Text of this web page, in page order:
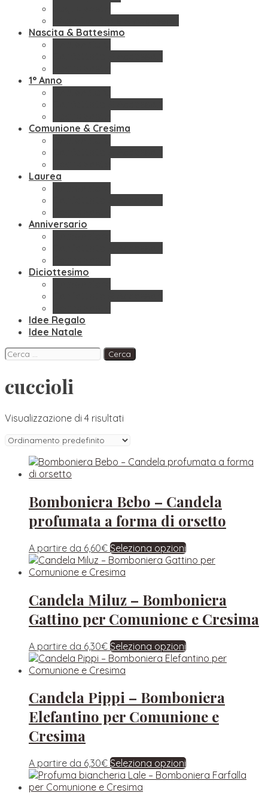
Nascita & Battesimo
1° Anno
Comunione & Cresima
Laurea
Anniversario
Diciottesimo
Idee Regalo
Idee Natale
Facebook
Instagram
Pinterest
Ricerca
cuccioli
Visualizzazione di 4 risultati
Bomboniera Bebo – Candela
profumata a forma di orsetto
A partire da 6,60€ Seleziona opzioni
Candela Miluz – Bomboniera
Gattino per Comunione e Cresima
A partire da 6,30€ Seleziona opzioni
Candela Pippi – Bomboniera
Elefantino per Comunione e
Cresima
A partire da 6,30€ Seleziona opzioni